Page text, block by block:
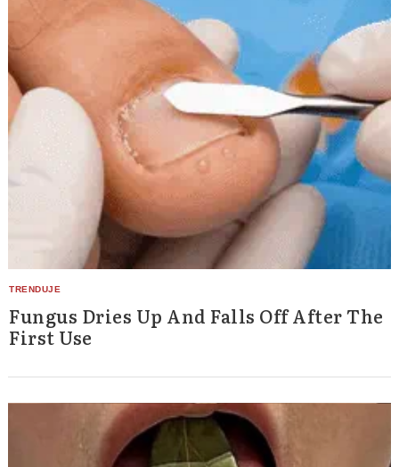
Fungus Dries Up And Falls Off After The
First Use